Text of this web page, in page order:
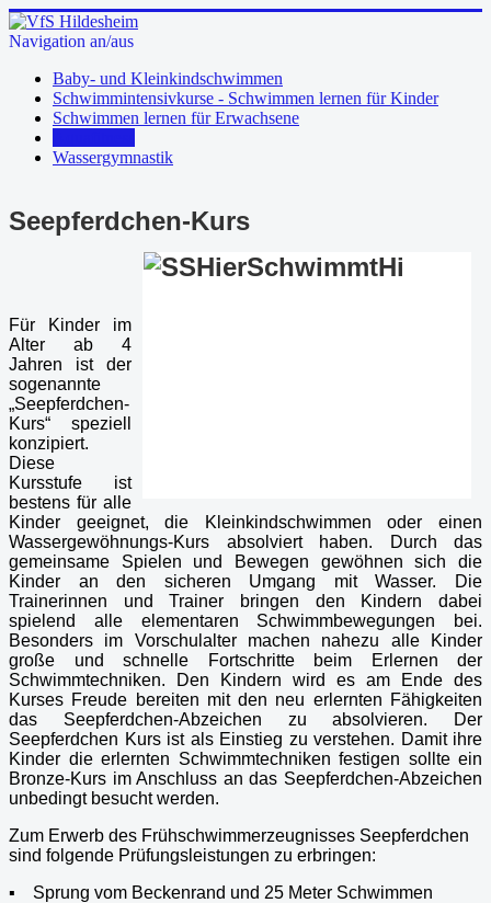
Navigation an/aus
Baby- und Kleinkindschwimmen
Schwimmintensivkurse - Schwimmen lernen für Kinder
Schwimmen lernen für Erwachsene
Wassergymnastik
Seepferdchen-Kurs
Für Kinder im
Alter ab 4
Jahren ist der
sogenannte
„Seepferdchen-
Kurs“ speziell
konzipiert.
Diese
Kursstufe ist
bestens für alle
Kinder geeignet, die Kleinkindschwimmen oder einen
Wassergewöhnungs-Kurs absolviert haben. Durch das
gemeinsame Spielen und Bewegen gewöhnen sich die
Kinder an den sicheren Umgang mit Wasser. Die
Trainerinnen und Trainer bringen den Kindern dabei
spielend alle elementaren Schwimmbewegungen bei.
Besonders im Vorschulalter machen nahezu alle Kinder
große und schnelle Fortschritte beim Erlernen der
Schwimmtechniken. Den Kindern wird es am Ende des
Kurses Freude bereiten mit den neu erlernten Fähigkeiten
das Seepferdchen-Abzeichen zu absolvieren. Der
Seepferdchen Kurs ist als Einstieg zu verstehen. Damit ihre
Kinder die erlernten Schwimmtechniken festigen sollte ein
Bronze-Kurs im Anschluss an das Seepferdchen-Abzeichen
unbedingt besucht werden.
Zum Erwerb des Frühschwimmerzeugnisses Seepferdchen
sind folgende Prüfungsleistungen zu erbringen:
▪
Sprung vom Beckenrand und 25 Meter Schwimmen